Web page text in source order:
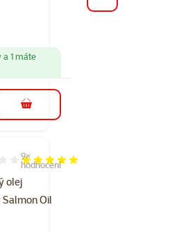
1 máte
do košíku
olej
Oil
98%, počet hodnocení: 9
9×
hodnocení